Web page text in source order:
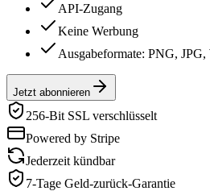
API-Zugang
Keine Werbung
Ausgabeformate: PNG,
Jetzt abonnieren
256-Bit SSL verschlüsselt
Powered by Stripe
Jederzeit kündbar
7-Tage Geld-zurück-Garantie